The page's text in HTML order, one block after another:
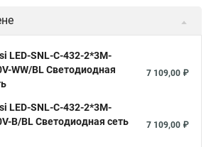
LED-SNL-C-432-2*3M-
WW/BL Светодиодная
7 109,00 ₽
LED-SNL-C-432-2*3M-
B/BL Светодиодная сеть
7 109,00 ₽